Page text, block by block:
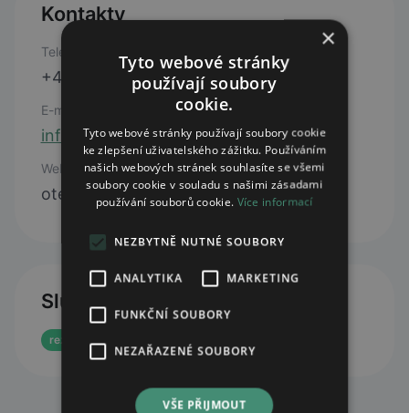
Kontakty
Telefon
+420 733 129 333
E-mail
info@uorla.com
Web
otevřít web
Služby
rezervace eReceptu
×
Tyto webové stránky
používají soubory
cookie.
Tyto webové stránky používají soubory cookie
ke zlepšení uživatelského zážitku. Používáním
našich webových stránek souhlasíte se všemi
soubory cookie v souladu s našimi zásadami
používání souborů cookie. Více informací
NEZBYTNĚ NUTNÉ SOUBORY
ANALYTIKA MARKETING
FUNKČNÍ SOUBORY
NEZAŘAZENÉ SOUBORY
VŠE PŘIJMOUT